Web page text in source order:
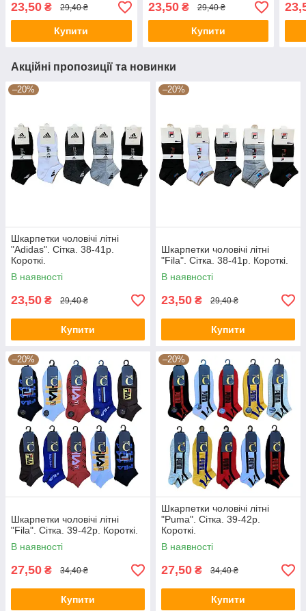
23,50 ₴ 29,40 ₴
Купити
23,50₴ 29,40 ₴
Купити
Акційні пропозиції та новинки
–20%
Шкарпетки чоловічі літні
"Adidas". Сітка. 38-41р.
Короткі.
В наявності
23,50 ₴ 29,40 ₴
Купити
–20%
Шкарпетки чоловічі літні
"Fila". Сітка. 38-41р. Короткі.
В наявності
23,50 ₴ 29,40 ₴
Купити
–20%
Шкарпетки чоловічі літні
"Fila". Сітка. 39-42р. Короткі.
В наявності
27,50 ₴ 34,40 ₴
Купити
–20%
Шкарпетки чоловічі літні
"Puma". Сітка. 39-42р.
Короткі.
В наявності
27,50 ₴ 34,40 ₴
Купити